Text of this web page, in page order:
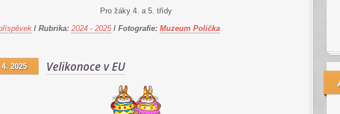
Pro žáky 4. a 5. třídy
/ Rubrika: 2024 - 2025 / Fotografie: Muzeum Polička
Velikonoce v EU
4. 2025